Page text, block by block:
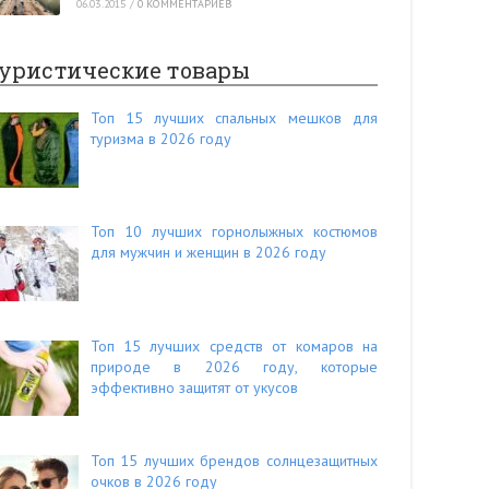
06.03.2015 / 0 КОММЕНТАРИЕВ
товары
Топ 15 лучших спальных мешков для
туризма в 2026 году
Топ 10 лучших горнолыжных костюмов
для мужчин и женщин в 2026 году
Топ 15 лучших средств от комаров на
природе в 2026 году, которые
эффективно защитят от укусов
Топ 15 лучших брендов солнцезащитных
очков в 2026 году